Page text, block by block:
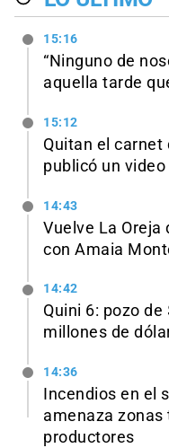
15:16
“Ninguno de
aquella tarde
15:12
Quitan el carnet
publicó un
14:43
Vuelve La Oreja
con Amaia
14:42
Quini 6: pozo
millones de
14:36
Incendios en el
amenaza
productores